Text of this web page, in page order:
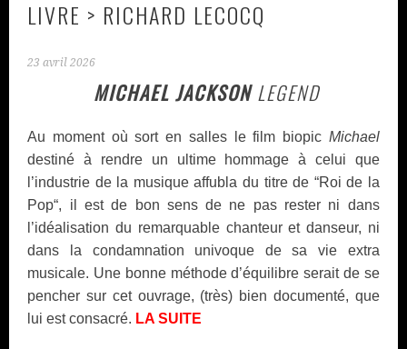
LIVRE > RICHARD LECOCQ
23 avril 2026
MICHAEL JACKSONLEGEND
Au moment où sort en salles le film biopic Michael
destiné à rendre un ultime hommage à celui que
l’industrie de la musique affubla du titre de “Roi de la
Pop“, il est de bon sens de ne pas rester ni dans
l’idéalisation du remarquable chanteur et danseur, ni
dans la condamnation univoque de sa vie extra
musicale. Une bonne méthode d’équilibre serait de se
pencher sur cet ouvrage, (très) bien documenté, que
lui est consacré. LA SUITE